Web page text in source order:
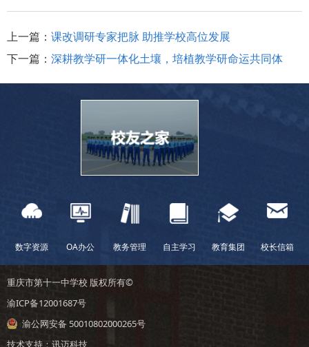
上一篇： 课改调研专家把脉 助推学校高位发展
下一篇： 深耕教学研一体化土壤，培植教学研命运共同体
数字资源 OA办公 教务管理 自主学习 教育集团 校长信箱
重庆市第十一中学校 版权所有©
渝ICP备12001687号
渝公网安备 50010802000265号
技术支持： 讯迈科技